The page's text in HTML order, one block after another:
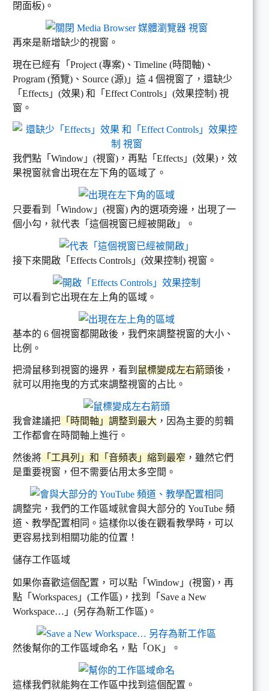
閉面板)。
再來是新增缺少的視窗。
現在已經有「Project (專案)、Timeline (時間軸)、
Program (預覽)、Source (源)」這 4 個視窗了，還缺少
「Effects」(效果) 和「Effect Controls」(效果控制) 視
窗。
我們點「Window」(視窗)，再點「Effects」(效果)，效
果視窗就會出現在左下角的區域了。
只要看到「Window」(視窗) 內的選項旁邊，出現了一
個小勾，就代表「這個視窗已經被開啟」。
接下來開啟「Effects Controls」(效果控制) 視窗。
可以看到它出現在左上角的區域。
基本的 6 個視窗都開啟後，我們來調整視窗的大小、
比例。
把滑鼠移到視窗的邊界，看到 鼠標變成左右箭頭後，
就可以用拖曳的方式來調整視窗的占比。
我會建議把 「時間軸」調整到最大 ，因為主要的剪輯
工作都會在時間軸上進行。
然後將 「工具列」和「音頻表」縮到最窄 ，雖然它們
是重要視窗，但不需要佔用太多空間。
調整完，我們的工作區域就會與大部分的 YouTube 頻
道、教學配置相同。這樣你以後在觀看教學時，可以
更容易找到相關功能的位置！
儲存工作區域
如果你喜歡這個配置，可以點「Window」(視窗)，再
點「Workspaces」(工作區)，找到「Save a New
Workspace…」(另存為新工作區)。
然後幫你的工作區域命名，點「OK」。
這樣我們就能夠在工作區中找到這個配置。